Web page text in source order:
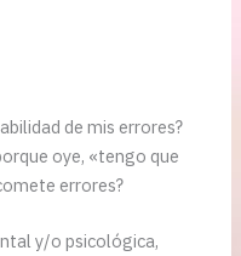
de mis errores?
oye, «tengo que
errores?
y/o psicológica,